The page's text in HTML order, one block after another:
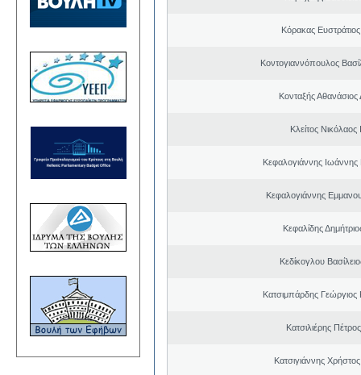
Κόρακας
Κοντογιαννόπουλος
Κονταξής Αθανάσιος
Κλείτος
Κεφαλογιάννης Ιωάννης
Κεφαλογιάννης
Κεφαλίδης
Κεδίκογλου
Κατσιμπάρδης Γεώργιος
Κατσιλιέρης
Κατσιγιάννης